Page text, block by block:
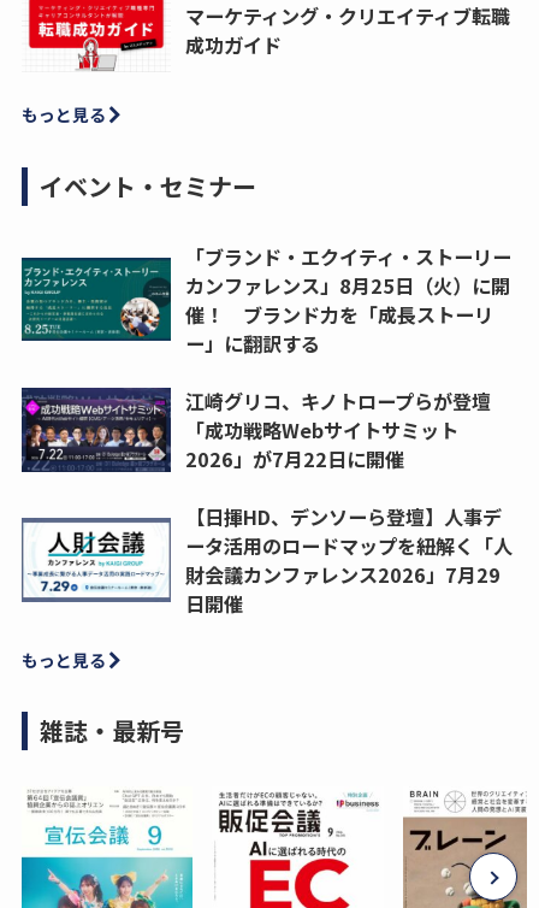
マーケティング・クリエイティブ転職
成功ガイド
もっと見る
イベント・セミナー
「ブランド・エクイティ・ストーリー
カンファレンス」8月25日（火）に開
催！ ブランド力を「成長ストーリ
ー」に翻訳する
江崎グリコ、キノトロープらが登壇
「成功戦略Webサイトサミット
2026」が7月22日に開催
【日揮HD、デンソーら登壇】人事デ
ータ活用のロードマップを紐解く「人
財会議カンファレンス2026」7月29
日開催
もっと見る
雑誌・最新号